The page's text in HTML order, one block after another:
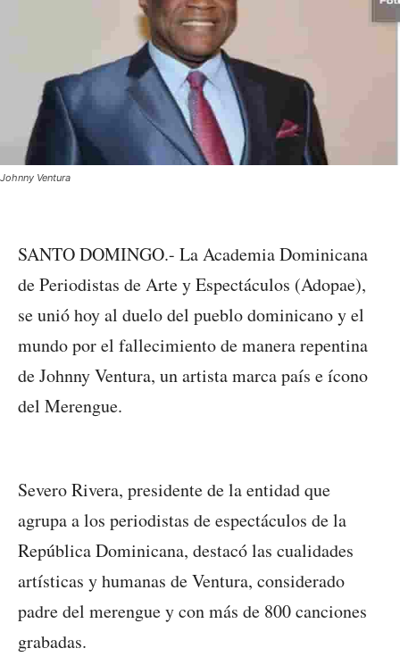
Johnny Ventura
SANTO DOMINGO.- La Academia Dominicana
de Periodistas de Arte y Espectáculos (Adopae),
se unió hoy al duelo del pueblo dominicano y el
mundo por el fallecimiento de manera repentina
de Johnny Ventura, un artista marca país e ícono
del Merengue.
Severo Rivera, presidente de la entidad que
agrupa a los periodistas de espectáculos de la
República Dominicana, destacó las cualidades
artísticas y humanas de Ventura, considerado
padre del merengue y con más de 800 canciones
grabadas.